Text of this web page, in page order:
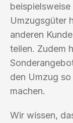
Umzugsgüter
anderen
teilen. Zudem
den Umzug
machen.
Wir wissen,